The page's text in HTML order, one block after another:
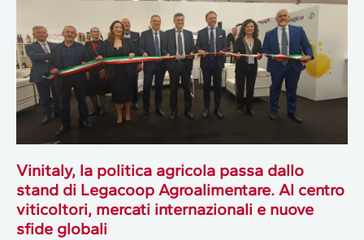
Vinitaly, la politica agricola passa dallo
stand di Legacoop Agroalimentare. Al centro
viticoltori, mercati internazionali e nuove
sfide globali